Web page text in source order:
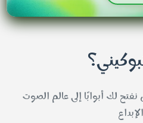
نفتح لك أبوابًا إلى عالم الصوت